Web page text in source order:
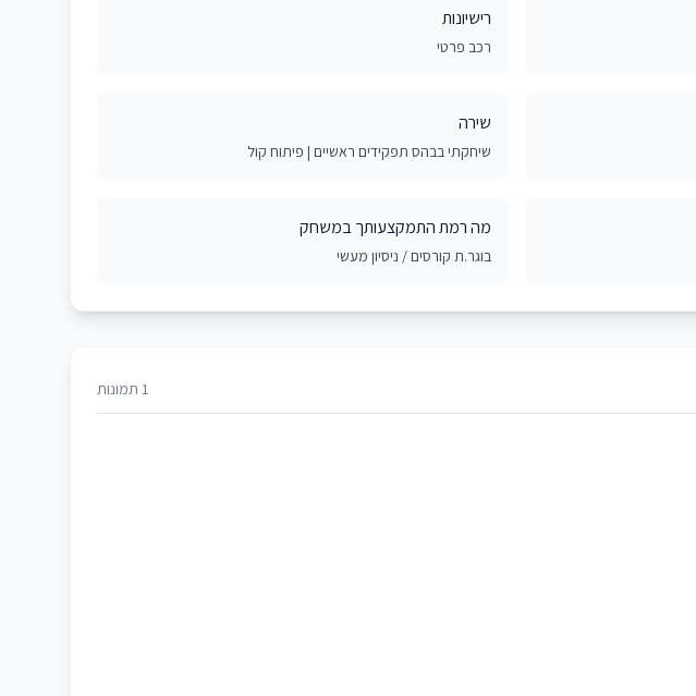
רישיונות
רכב פרטי
שירה
שיחקתי בבהס תפקידים ראשיים | פיתוח קול
מה רמת התמקצעותך במשחק
בוגר.ת קורסים / ניסיון מעשי
1 תמונות